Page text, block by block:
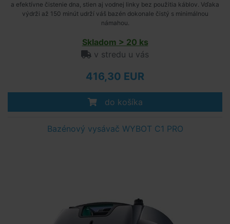
a efektívne čistenie dna, stien aj vodnej linky bez použitia káblov. Vďaka
výdrži až 150 minút udrží váš bazén dokonale čistý s minimálnou
námahou.
Skladom > 20 ks
v stredu u vás
416,30 EUR
do košíka
Bazénový vysávač WYBOT C1 PRO